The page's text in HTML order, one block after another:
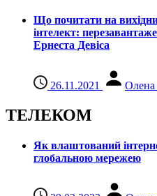
Що почитати на
інтелект:
Ернеста Девіса
26.11.2021 Олена
ТЕЛЕКОМ
Як влаштований
глобальною мережею